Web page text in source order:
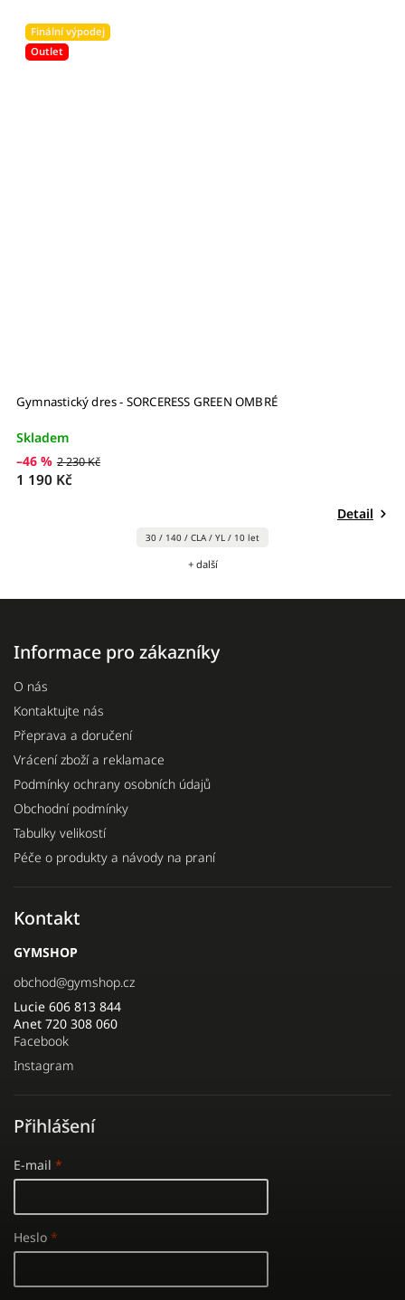
Finální výpodej
Outlet
Gymnastický dres - SORCERESS GREEN OMBRÉ
Skladem
–46 % 2 230 Kč
1 190 Kč
Detail
30 / 140 / CLA / YL / 10 let
+ další
Informace pro zákazníky
O nás
Kontaktujte nás
Přeprava a doručení
Vrácení zboží a reklamace
Podmínky ochrany osobních údajů
Obchodní podmínky
Tabulky velikostí
Péče o produkty a návody na praní
Kontakt
GYMSHOP
obchod@gymshop.cz
Lucie 606 813 844
Anet 720 308 060
Facebook
Instagram
Přihlášení
E-mail
Heslo